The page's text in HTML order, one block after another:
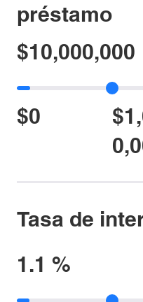
préstamo
$0
$10,000,000
Tasa de
1.1 %